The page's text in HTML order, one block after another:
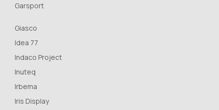
Garsport
Giasco
Idea 77
Indaco Project
Inuteq
Irbema
Iris Display